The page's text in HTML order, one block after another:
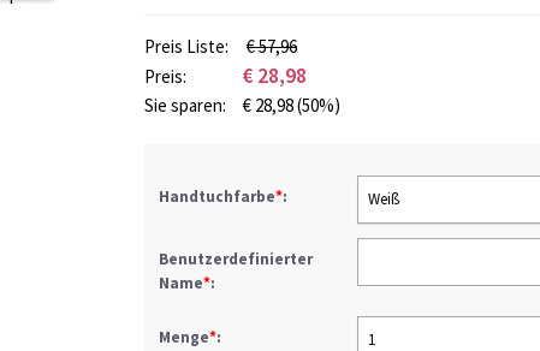
Preis Liste:
€ 57,96
Preis:
€ 28,98
Sie sparen: € 28,98(50%)
Handtuchfarbe*: Weiß
Benutzerdefinierter
Name*:
Menge*: 1